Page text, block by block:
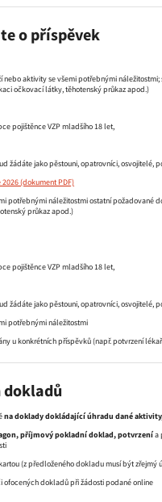
o příspěvek
aktivity se všemi potřebnými
očkovací látky, těhotenský průkaz apod.)
pojištěnce VZP mladšího 18 let,
žádáte jako pěstouni, opatrovníci, osvojitelé,
2026
potřebnými náležitostmi ostatní
průkaz apod.)
pojištěnce VZP mladšího 18 let,
žádáte jako pěstouni, opatrovníci, osvojitelé,
potřebnými náležitostmi
u konkrétních příspěvků (např. potvrzení
na doklady dokládající úhradu dané
příjmový pokladní doklad, potvrzenía
(z předloženého dokladu musí být zřejmý
dokladů při žádosti podané online